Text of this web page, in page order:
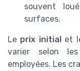
souvent
surfaces.
Le prix initial et
varier selon
employées. Les